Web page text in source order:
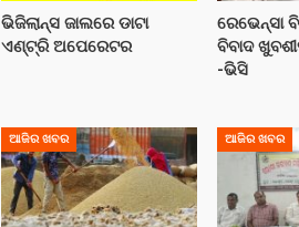
ଭିଜିଲାନ୍ସ ଜାଲରେ ଡାଟା
ଏଣ୍ଟ୍ରି ଅପେରେଟର
ରେଭେନ୍ସା
ବିବାଦ
-ଭିସି
ଆଜିର ଖବର ଆଜିର ଖବର